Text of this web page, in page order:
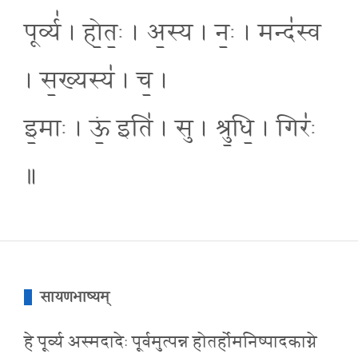
पूर्व्य॑ । हो॒तः॒ । अ॒स्य । नः॒ । मन्द॑स्व
। स॒ख्यस्य॑ । च॒ ।
इ॒माः । ऊं॒ इति॑ । सु । श्रु॒धि॒ । गिरः॑
॥
सायणभाष्यम्
हे पूर्व्य अस्मदादेः पूर्वमुत्पन्न होतर्होमनिष्पादकाग्ने